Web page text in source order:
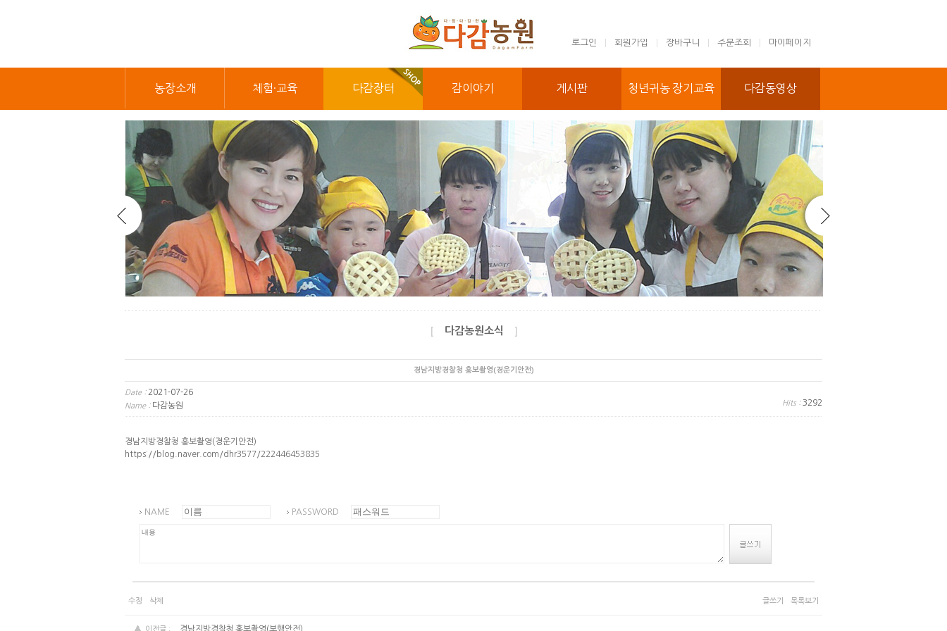
로그인 회원가입 장바구니 주문조회 마이페이지
농장소개 체험·교육 다감장터 감이야기 게시판 청년귀농 장기교육 다감동영상
다감농원소식
경남지방경찰청 홍보촬영(경운기안전)
Date :2021-07-26
Name :다감농원 Hits :3292
경남지방경찰청 홍보촬영(경운기안전)
https://blog.naver.com/dhr3577/222446453835
NAME PASSWORD
수정 삭제 글쓰기 목록보기
이전글 : 경남지방경찰청 홍보촬영(보행안전)